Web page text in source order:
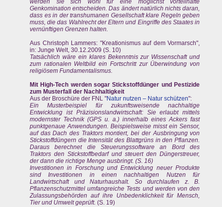
werden sie sich wohl für eine möglichst vorteilhafte
Genkomination entscheiden. Das ändert natürlich nichts daran,
dass es in der transhumanen Gesellschaft klare Regeln geben
muss, die das Wahlrecht der Eltern und Eingriffe des Staates in
vernünftigen Grenzen halten.
Aus Christoph Lammers: "Kreationismus auf dem Vormarsch",
in: Junge Welt, 30.12.2009 (S. 10)
Tatsächlich wäre ein klares Bekenntnis zur Wissenschaft und
zum rationalen Weltbild ein Fortschritt zur Überwindung von
religiösem Fundamentalismus.
Mit High-Tech werden sogar Stickstoffdünger und Pestizide
zum Musterfall der Nachhaltigkeit
Aus der Broschüre der FNL "Natur nutzen – Natur schützen":
Ein Musterbeispiel für zukunftsweisende nachhaltige
Entwicklung ist Präzisionslandwirtschaft: Sie erlaubt mittels
modernster Technik (GPS u. a.) innerhalb eines Ackers fast
punktgenaue Anwendungen. Beispielsweise misst ein Sensor,
auf das Dach des Traktors montiert, bei der Ausbringung von
Stickstoffdüngern die Intensität des Blattgrüns in den Pflanzen.
Daraus berechnet die Steuerungssoftware an Bord des
Traktors den Stickstoffbedarf und steuert den Düngerstreuer,
der dann die richtige Menge ausbringt. (S. 16)
Investitionen in Forschung und Entwicklung neuer Produkte
sind Investitionen in einen nachhaltigen Nutzen für
Landwirtschaft und Naturhaushalt. So durchlaufen z. B.
Pflanzenschutzmittel umfangreiche Tests und werden von den
Zulassungsbehörden auf ihre Unbedenklichkeit für Mensch,
Tier und Umwelt geprüft. (S. 19)